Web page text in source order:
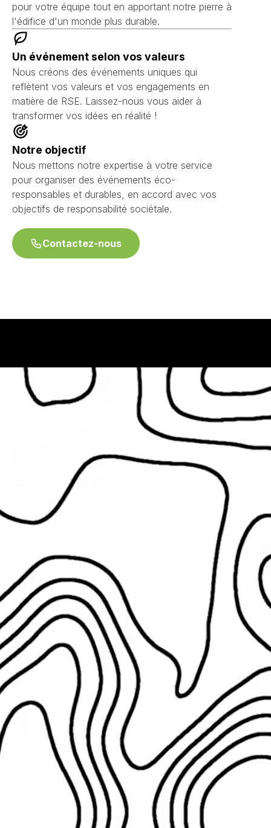
pour votre équipe tout en apportant notre pierre à
l'édifice d'un monde plus durable.
Un événement selon vos valeurs
Nous créons des événements uniques qui
reflètent vos valeurs et vos engagements en
matière de RSE. Laissez-nous vous aider à
transformer vos idées en réalité !
Notre objectif
Nous mettons notre expertise à votre service
pour organiser des événements éco-
responsables et durables, en accord avec vos
objectifs de responsabilité sociétale.
Contactez-nous